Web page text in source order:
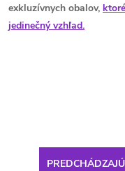
exkluzívnych obalov,
jedinečný vzhľad.